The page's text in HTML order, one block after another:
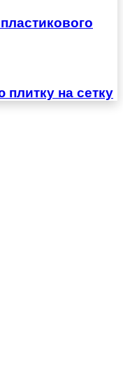
на сетку